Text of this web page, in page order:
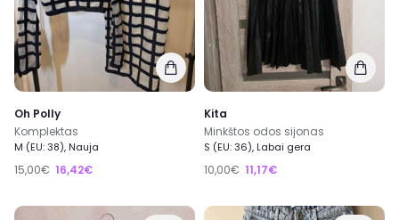
Oh Polly
Komplektas
M (EU: 38), Nauja
15,00€ 16,42€
Kita
Minkštos odos sijonas
S (EU: 36), Labai gera
10,00€ 11,17€